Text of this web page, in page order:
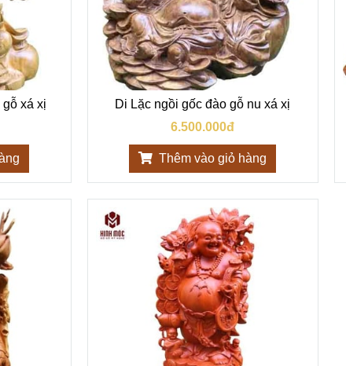
xá xị
Di Lặc ngồi gốc đào gỗ nu xá xị
6.500.000đ
Thêm vào giỏ hàng